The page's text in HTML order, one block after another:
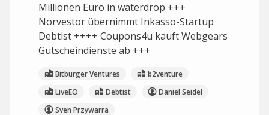
Millionen Euro in waterdrop +++
Norvestor übernimmt Inkasso-Startup
Debtist ++++ Coupons4u kauft Webgears
Gutscheindienste ab +++
Bitburger Ventures
b2venture
LiveEO
Debtist
Daniel Seidel
Sven Przywarra